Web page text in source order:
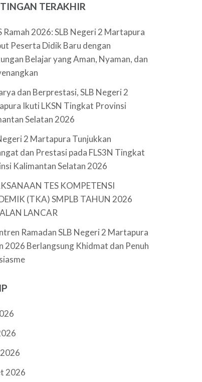
TERAKHIR
Ramah 2026: SLB Negeri 2 Martapura
Peserta Didik Baru dengan
Belajar yang Aman, Nyaman, dan
dan Berprestasi, SLB Negeri 2
Ikuti LKSN Tingkat Provinsi
Selatan 2026
2 Martapura Tunjukkan
dan Prestasi pada FLS3N Tingkat
Kalimantan Selatan 2026
TES KOMPETENSI
(TKA) SMPLB TAHUN 2026
LANCAR
Ramadan SLB Negeri 2 Martapura
2026 Berlangsung Khidmat dan Penuh
2026